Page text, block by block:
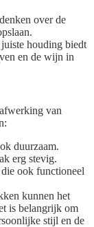
over de
houding biedt
en de wijn in
van
duurzaam.
erg stevig.
ook functioneel
kunnen het
is belangrijk om
stijl en de